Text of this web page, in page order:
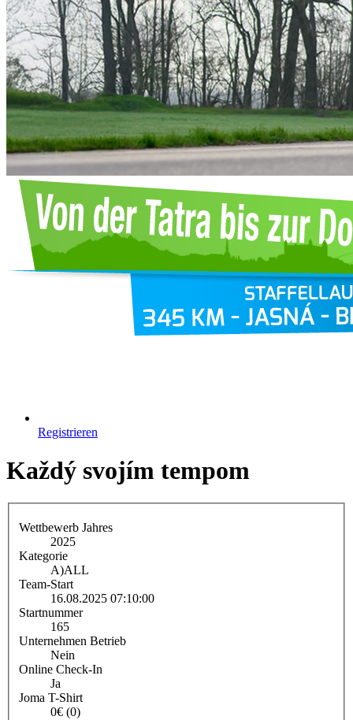
Registrieren
Každý svojím tempom
Wettbewerb Jahres
2025
Kategorie
A)ALL
Team-Start
16.08.2025 07:10:00
Startnummer
165
Unternehmen Betrieb
Nein
Online Check-In
Ja
Joma T-Shirt
0€ (0)